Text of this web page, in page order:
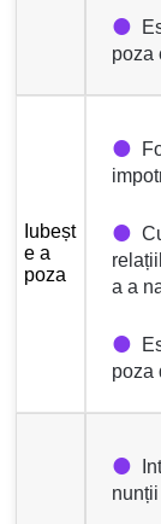
poza
Iubeșt
e a
poza
a a
poza
nunții